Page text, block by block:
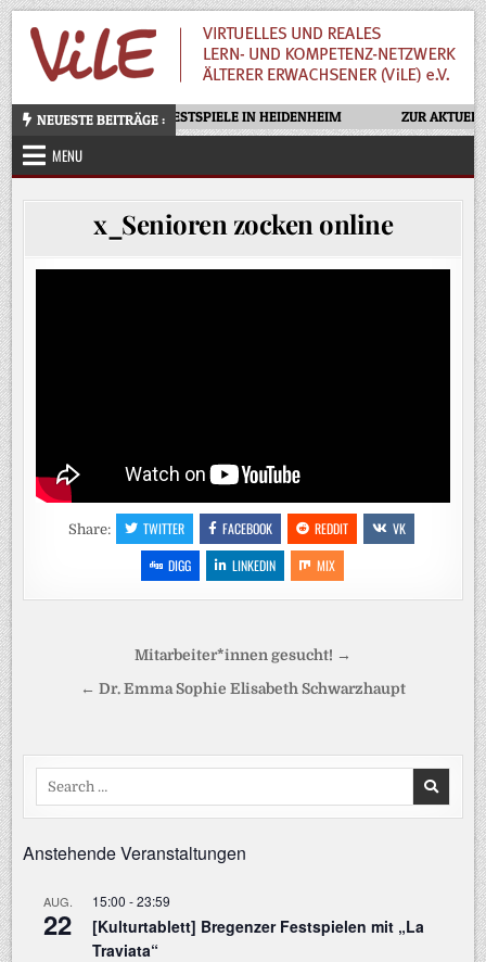
Skip
to
content
NEUESTE BEITRÄGE :
OTELLO – OPERNFESTSPIELE IN HEIDENHEIM ZUR
MENU
x_Senioren zocken online
Share: TWITTER FACEBOOK REDDIT
VK
DIGG
LINKEDIN MIX
Beitragsnavigation
Mitarbeiter*innen gesucht! →
← Dr. Emma Sophie Elisabeth Schwarzhaupt
Anstehende Veranstaltungen
AUG.
22
15:00 -23:59
[Kulturtablett] Bregenzer Festspielen mit „La
Traviata“